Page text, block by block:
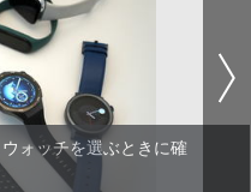
ォッチを選ぶときに確